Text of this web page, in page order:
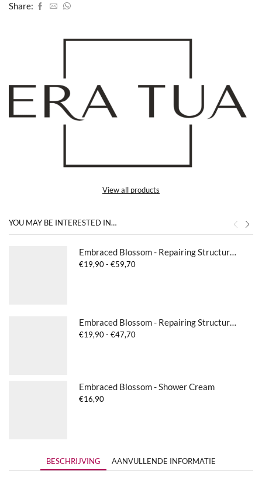
Share:
View all products
YOU MAY BE INTERESTED IN…
€19,90- €59,70Prijsklasse:
€19,90- €47,70Prijsklasse:
Embraced Blossom - Shower Cream
€16,90
BESCHRIJVING AANVULLENDE INFORMATIE